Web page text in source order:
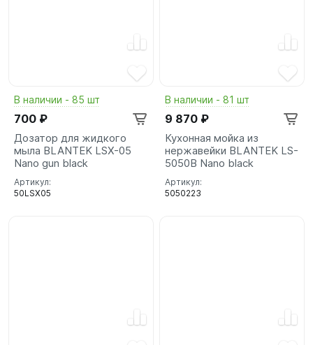
В наличии - 85 шт
700 ₽
Дозатор для жидкого
мыла BLANTEK LSX-05
Nano gun black
Артикул:
50LSX05
В наличии - 81 шт
9 870 ₽
Кухонная мойка из
нержавейки BLANTEK LS-
5050B Nano black
Артикул:
5050223